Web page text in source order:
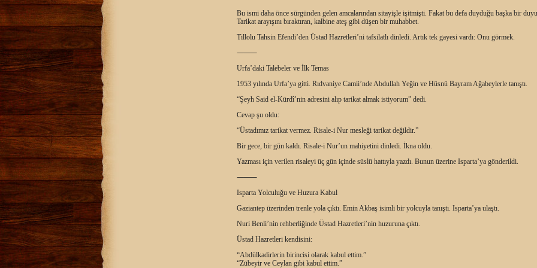
Bu ismi daha önce sürgünden gelen amcalarından sitayişle işitmişti. Fakat bu defa duyduğu başka bir
Tarikat arayışını bıraktıran, kalbine ateş gibi düşen bir muhabbet.
Tillolu Tahsin Efendi’den Üstad Hazretleri’ni tafsilatlı dinledi. Artık tek gayesi vardı: Onu görmek.
⸻
Urfa’daki Talebeler ve İlk Temas
1953 yılında Urfa’ya gitti. Rıdvaniye Camii’nde Abdullah Yeğin ve Hüsnü Bayram Ağabeylerle tanıştı.
“Şeyh Said el-Kürdî’nin adresini alıp tarikat almak istiyorum” dedi.
Cevap şu oldu:
“Üstadımız tarikat vermez. Risale-i Nur mesleği tarikat değildir.”
Bir gece, bir gün kaldı. Risale-i Nur’un mahiyetini dinledi. İkna oldu.
Yazması için verilen risaleyi üç gün içinde süslü hattıyla yazdı. Bunun üzerine Isparta’ya gönderildi.
⸻
Isparta Yolculuğu ve Huzura Kabul
Gaziantep üzerinden trenle yola çıktı. Emin Akbaş isimli bir yolcuyla tanıştı. Isparta’ya ulaştı.
Nuri Benli’nin rehberliğinde Üstad Hazretleri’nin huzuruna çıktı.
Üstad Hazretleri kendisini:
“Abdülkadirlerin birincisi olarak kabul ettim.”
“Zübeyir ve Ceylan gibi kabul ettim.”